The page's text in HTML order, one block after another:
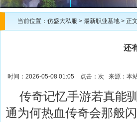
当前位置： 仿盛大私服 > 最新职业基地 > 正文
还
时间：2026-05-08 01:05 点击： 次 来源：本
传奇记忆手游若真能
通为何热血传奇会那般